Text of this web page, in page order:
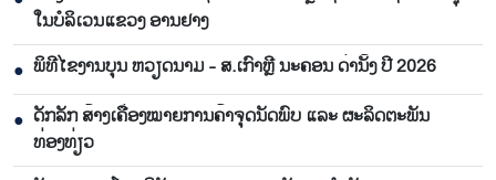
ໃນບໍລິເວນແຂວງ ອານຢາງ
● ພິທີໄຂງານບຸນ ຫວຽດນາມ - ສ.ເກົາຫຼີ ນະຄອນ ດ່ານັ້ງ ປີ 2026
● ດັກລັກ ສ້າງເຄື່ອງໝາຍການຄ້າຈຸດນັດພົບ ແລະ ຜະລິດຕະພັນ
ທ່ອງທ່ຽວ